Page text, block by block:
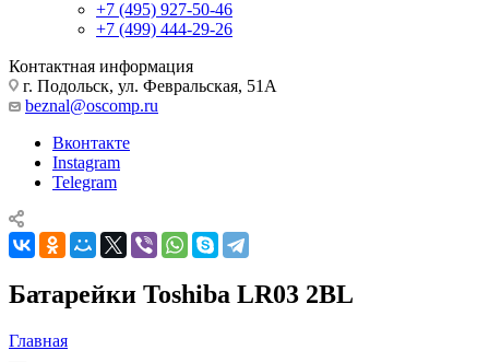
+7 (495) 927-50-46
+7 (499) 444-29-26
Контактная информация
г. Подольск, ул. Февральская, 51А
beznal@oscomp.ru
Вконтакте
Instagram
Telegram
Батарейки Toshiba LR03 2BL
Главная